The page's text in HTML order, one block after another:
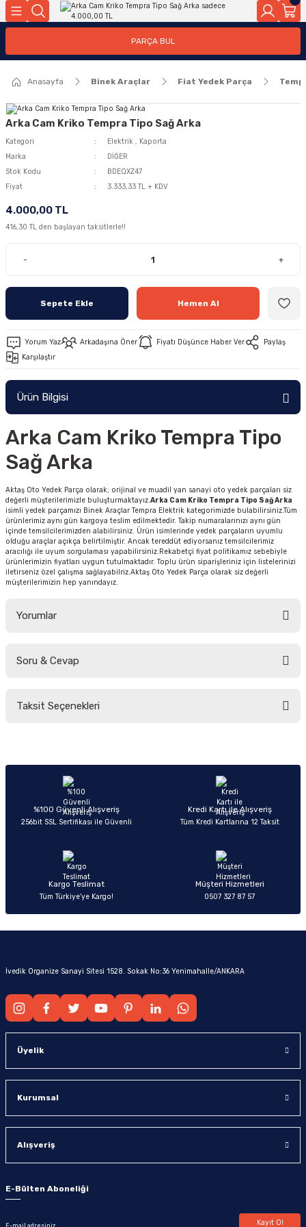
Geri Dön
Geri Dön
PARÇA BUL
Anasayfa Binek Araçlar Fiat Yedek Parça
Arka Cam Kriko Tempra Tipo Sağ Arka
Kategori Elektrik , Kaporta
Marka
DİĞER
Stok Kodu
BDEQXZ47
Fiyat
3.333,33 TL + KDV
4.000,00 TL
416,30 TL den başlayan taksitlerle!!
- +
Sepete Ekle Hemen Al
Yorum Yaz Arkadaşına Öner Fiyatı Düşünce Haber Ver
Paylaş
Karşılaştır
Ürün Bilgisi
Arka Cam Kriko Tempra Tipo
Sağ Arka
Aktaş Oto Yedek Parça olarak; orijinal ve muadil yan sanayi oto yedek parçaları siz
değerli müşterilerimizle buluşturmaktayız.Arka Cam Kriko Tempra Tipo Sağ Arka
isimli yedek parçamızı Binek Araçlar Tempra Elektrik kategorimizde bulabilirsiniz.Tüm
ürünlerimiz aynı gün kargoya teslim edilmektedir. Takip numaralarınızı aynı gün
içinde temsilcilerimizden alabilirsiniz. Ürün isimlerinde yedek parçaların uyumlu
olduğu araçlar açıkça belirtilmiştir. Ancak tereddüt ediyorsanız temsilcilerimiz
aracılığı ile uyum sorgulaması yapabilirsiniz.Rekabetçi fiyat politikamız sebebiyle
ürünlerimizin fiyatları uygun tutulmaktadır. Toplu ürün siparişleriniz için listelerinizi
iletirseniz özel çalışma sağlayabilriz.Aktaş Oto Yedek Parça olarak siz değerli
müşterilerimizin hep yanındayız.
Yorumlar
Soru & Cevap
Taksit Seçenekleri
%100 Güvenli Alışveriş
256bit SSL Sertifikası ile Güvenli
Kredi Kartı ile Alışveriş
Tüm Kredi Kartlarına 12 Taksit
Kargo Teslimat
Tüm Türkiye’ye Kargo!
Müşteri Hizmetleri
0507 327 87 57
İvedik Organize Sanayi Sitesi 1528. Sokak No:36 Yenimahalle/ANKARA
Üyelik
Kurumsal
Alışveriş
E-Bülten Aboneliği
Kayıt Ol